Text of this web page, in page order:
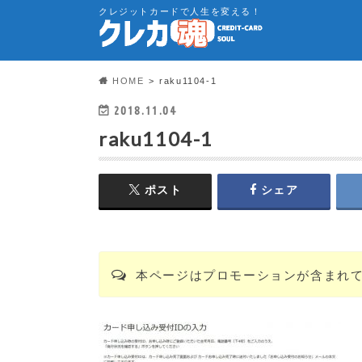
クレジットカードで人生を変える！
HOME raku1104-1
2018.11.04
raku1104-1
ポスト シェア
本ページはプロモーションが含まれ